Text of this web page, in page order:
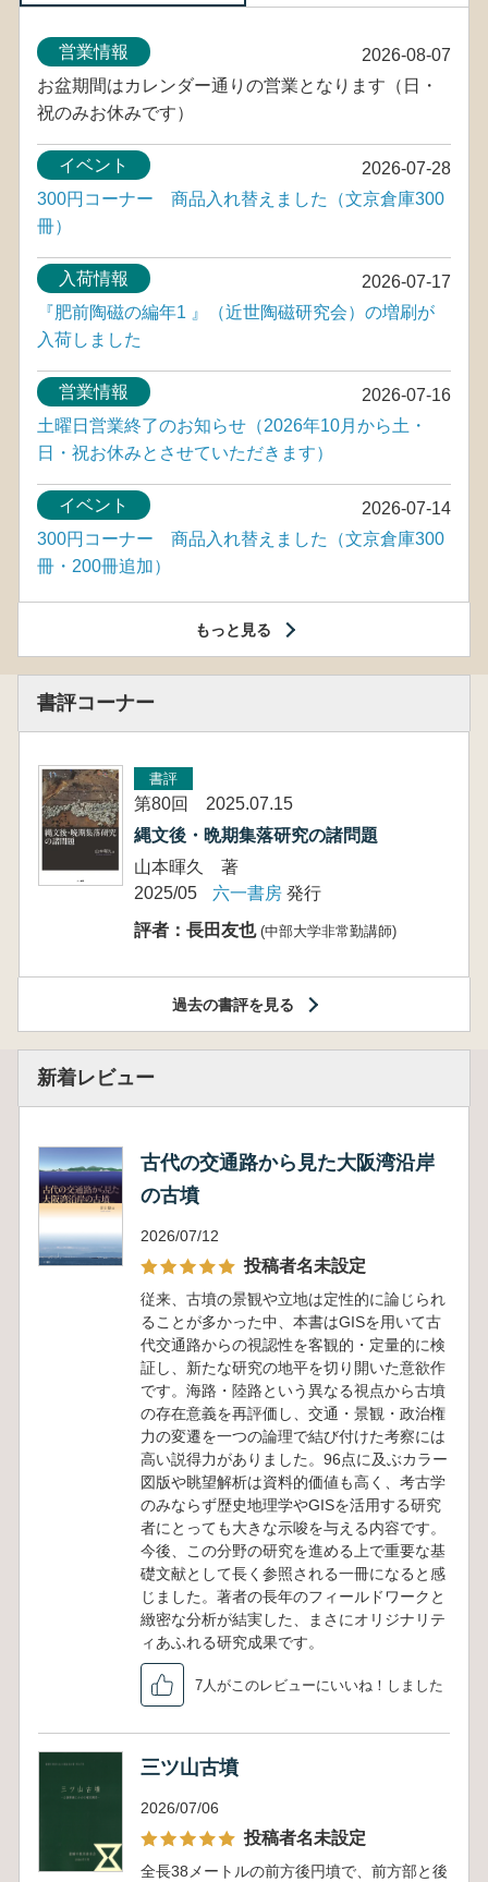
2026-08-07
営業情報
お盆期間はカレンダー通りの営業となります（日・
祝のみお休みです）
2026-07-28
イベント
300円コーナー 商品入れ替えました（文京倉庫300
冊）
2026-07-17
入荷情報
『肥前陶磁の編年1 』（近世陶磁研究会）の増刷が
入荷しました
2026-07-16
営業情報
土曜日営業終了のお知らせ（2026年10月から土・
日・祝お休みとさせていただきます）
2026-07-14
イベント
300円コーナー 商品入れ替えました（文京倉庫300
冊・200冊追加）
もっと見る
書評コーナー
書評
第80回 2025.07.15
縄文後・晩期集落研究の諸問題
山本暉久 著
2025/05
六一書房 発行
評者：長田友也 (中部大学非常勤講師)
過去の書評を見る
新着レビュー
古代の交通路から見た大阪湾沿岸
の古墳
2026/07/12
投稿者名未設定
従来、古墳の景観や立地は定性的に論じられ
ることが多かった中、本書はGISを用いて古
代交通路からの視認性を客観的・定量的に検
証し、新たな研究の地平を切り開いた意欲作
です。海路・陸路という異なる視点から古墳
の存在意義を再評価し、交通・景観・政治権
力の変遷を一つの論理で結び付けた考察には
高い説得力がありました。96点に及ぶカラー
図版や眺望解析は資料的価値も高く、考古学
のみならず歴史地理学やGISを活用する研究
者にとっても大きな示唆を与える内容です。
今後、この分野の研究を進める上で重要な基
礎文献として長く参照される一冊になると感
じました。著者の長年のフィールドワークと
緻密な分析が結実した、まさにオリジナリテ
ィあふれる研究成果です。
7人がこのレビューにいいね！しました
三ツ山古墳
2026/07/06
投稿者名未設定
全長38メートルの前方後円墳で、前方部と後